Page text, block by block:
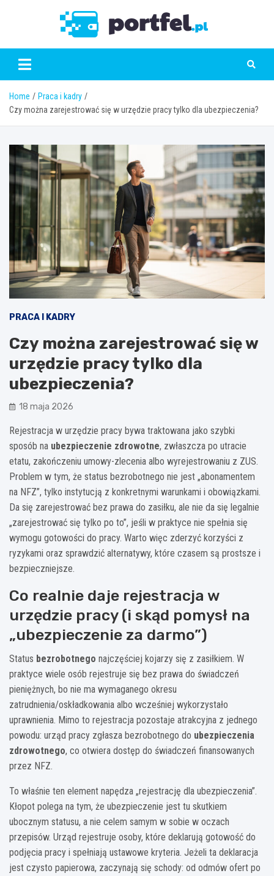
Home
Praca i kadry
Czy można zarejestrować się w urzędzie pracy tylko dla ubezpieczenia?
PRACA I KADRY
Czy można zarejestrować się w
urzędzie pracy tylko dla
ubezpieczenia?
18 maja 2026
Rejestracja w urzędzie pracy bywa traktowana jako szybki
sposób na ubezpieczenie zdrowotne, zwłaszcza po utracie
etatu, zakończeniu umowy-zlecenia albo wyrejestrowaniu z ZUS.
Problem w tym, że status bezrobotnego nie jest „abonamentem
na NFZ”, tylko instytucją z konkretnymi warunkami i obowiązkami.
Da się zarejestrować bez prawa do zasiłku, ale nie da się legalnie
„zarejestrować się tylko po to”, jeśli w praktyce nie spełnia się
wymogu gotowości do pracy. Warto więc zderzyć korzyści z
ryzykami oraz sprawdzić alternatywy, które czasem są prostsze i
bezpieczniejsze.
Co realnie daje rejestracja w
urzędzie pracy (i skąd pomysł na
„ubezpieczenie za darmo”)
Status bezrobotnego najczęściej kojarzy się z zasiłkiem. W
praktyce wiele osób rejestruje się bez prawa do świadczeń
pieniężnych, bo nie ma wymaganego okresu
zatrudnienia/oskładkowania albo wcześniej wykorzystało
uprawnienia. Mimo to rejestracja pozostaje atrakcyjna z jednego
powodu: urząd pracy zgłasza bezrobotnego do ubezpieczenia
zdrowotnego, co otwiera dostęp do świadczeń finansowanych
przez NFZ.
To właśnie ten element napędza „rejestrację dla ubezpieczenia”.
Kłopot polega na tym, że ubezpieczenie jest tu skutkiem
ubocznym statusu, a nie celem samym w sobie w oczach
przepisów. Urząd rejestruje osoby, które deklarują gotowość do
podjęcia pracy i spełniają ustawowe kryteria. Jeżeli ta deklaracja
jest czysto papierowa, zaczynają się schody: od odmów ofert po